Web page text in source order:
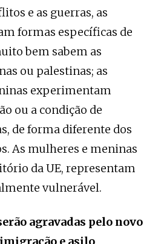
e as guerras, as
formas específicas de
bem sabem as
ou palestinas; as
experimentam
ou a condição de
de forma diferente dos
As mulheres e meninas
da UE, representam
vulnerável.
agravadas pelo novo